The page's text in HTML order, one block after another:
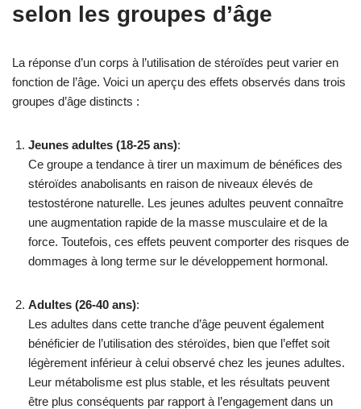
selon les groupes d’âge
La réponse d’un corps à l’utilisation de stéroïdes peut varier en
fonction de l’âge. Voici un aperçu des effets observés dans trois
groupes d’âge distincts :
Jeunes adultes (18-25 ans):
Ce groupe a tendance à tirer un maximum de bénéfices des
stéroïdes anabolisants en raison de niveaux élevés de
testostérone naturelle. Les jeunes adultes peuvent connaître
une augmentation rapide de la masse musculaire et de la
force. Toutefois, ces effets peuvent comporter des risques de
dommages à long terme sur le développement hormonal.
Adultes (26-40 ans):
Les adultes dans cette tranche d’âge peuvent également
bénéficier de l’utilisation des stéroïdes, bien que l’effet soit
légèrement inférieur à celui observé chez les jeunes adultes.
Leur métabolisme est plus stable, et les résultats peuvent
être plus conséquents par rapport à l’engagement dans un